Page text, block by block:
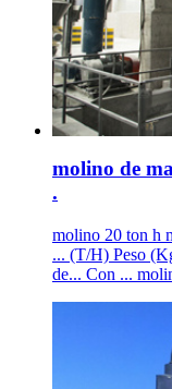
molino de
.
molino 20 ton h
... (T/H) Peso
de... Con ...